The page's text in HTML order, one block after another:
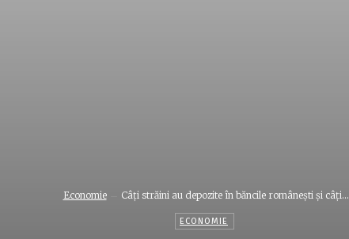
Economie Câţi străini au depozite în băncile româneşti şi câţi...
ECONOMIE